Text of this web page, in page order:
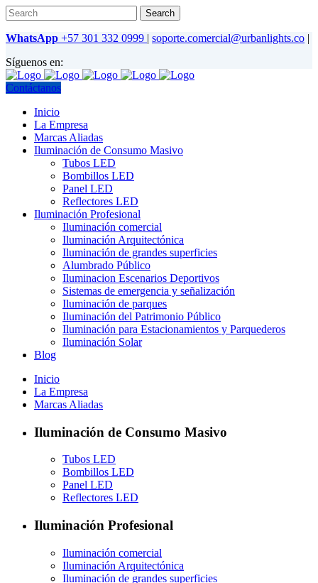
WhatsApp +57 301 332 0999 | soporte.comercial@urbanlights.co |
Síguenos en:
Contáctanos
Inicio
La Empresa
Marcas Aliadas
Iluminación de Consumo Masivo
Tubos LED
Bombillos LED
Panel LED
Reflectores LED
Iluminación Profesional
Iluminación comercial
Iluminación Arquitectónica
Iluminación de grandes superficies
Alumbrado Público
Iluminacion Escenarios Deportivos
Sistemas de emergencia y señalización
Iluminación de parques
Iluminación del Patrimonio Público
Iluminación para Estacionamientos y Parquederos
Iluminación Solar
Blog
Inicio
La Empresa
Marcas Aliadas
Iluminación de Consumo Masivo
Tubos LED
Bombillos LED
Panel LED
Reflectores LED
Iluminación Profesional
Iluminación comercial
Iluminación Arquitectónica
Iluminación de grandes superficies